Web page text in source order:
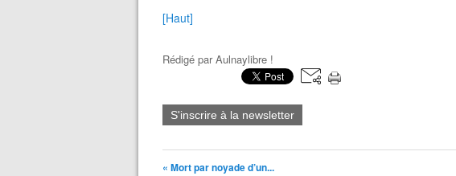
[Haut]
Rédigé parAulnaylibre !
S'inscrire à la newsletter
« Mort par noyade d’un...